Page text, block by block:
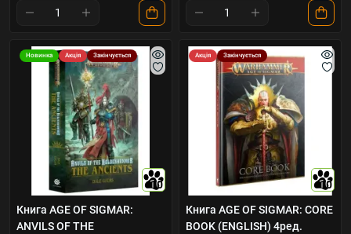
Новинка Акція Закінчується
10
Книга AGE OF SIGMAR:
ANVILS OF THE
Акція Закінчується
10
Книга AGE OF SIGMAR: CORE
BOOK (ENGLISH) 4ред.